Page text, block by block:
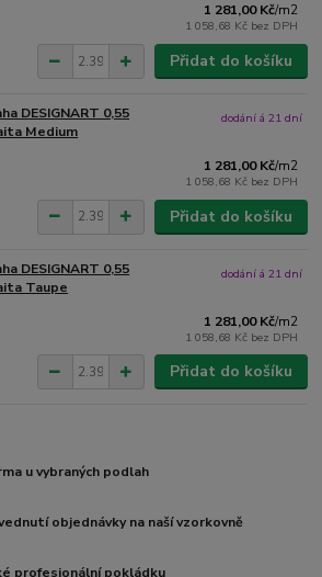
1 281,00 Kč/m2
1 058,68 Kč bez DPH
Přidat do košíku
DESIGNART 0,55
Medium
1 281,00 Kč/m2
1 058,68 Kč bez DPH
dodání á 21 dní
Přidat do košíku
DESIGNART 0,55
Taupe
1 281,00 Kč/m2
1 058,68 Kč bez DPH
dodání á 21 dní
Přidat do košíku
u vybraných podlah
objednávky na naší vzorkovně
profesionální pokládku